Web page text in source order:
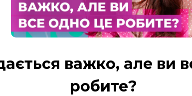
важко, але ви
робите?